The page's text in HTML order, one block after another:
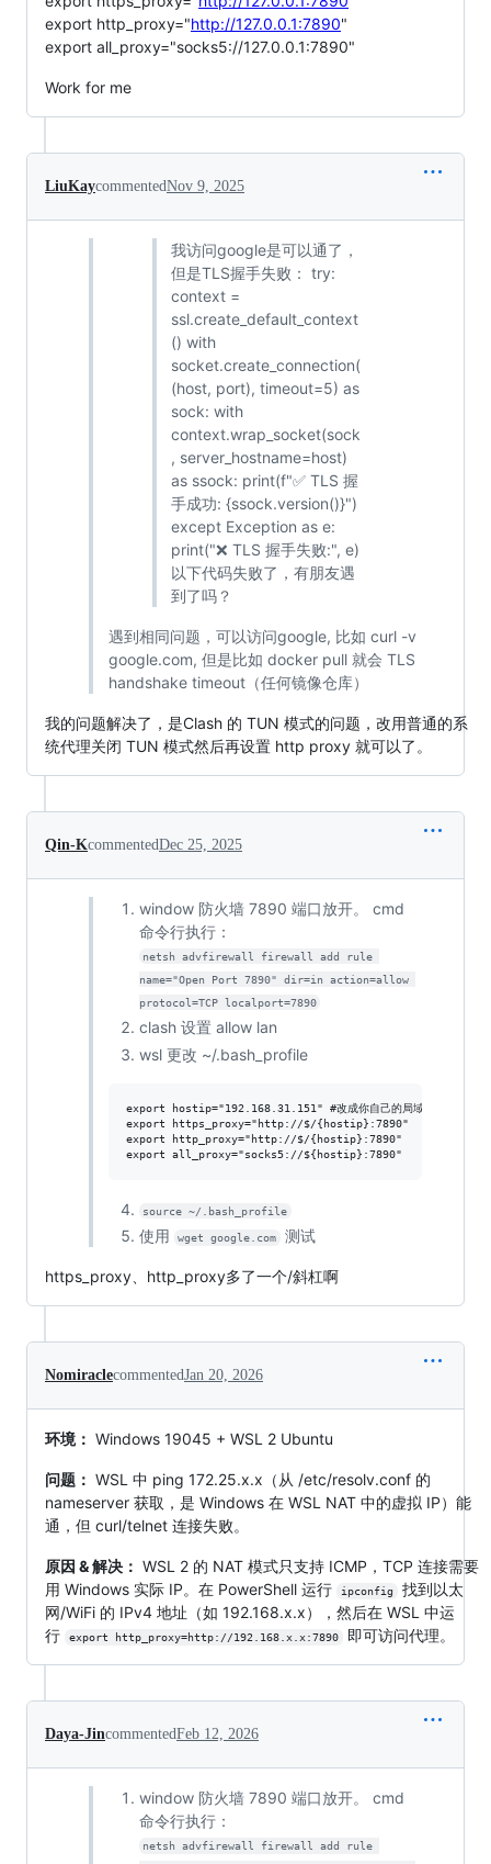
export http_proxy="http://127.0.0.1:7890"
export all_proxy="socks5://127.0.0.1:7890"
Work for me
LiuKaycommentedNov 9, 2025
我访问google是可以通了，
但是TLS握手失败： try:
context =
ssl.create_default_context
() with
socket.create_connection(
(host, port), timeout=5) as
sock: with
context.wrap_socket(sock
, server_hostname=host)
as ssock: print(f"✅ TLS 握
手成功: {ssock.version()}")
except Exception as e:
print("❌ TLS 握手失败:", e)
以下代码失败了，有朋友遇
到了吗？
遇到相同问题，可以访问google, 比如 curl -v
google.com, 但是比如 docker pull 就会 TLS
handshake timeout（任何镜像仓库）
我的问题解决了，是Clash 的 TUN 模式的问题，改用普通的系
统代理关闭 TUN 模式然后再设置 http proxy 就可以了。
Qin-KcommentedDec 25, 2025
window 防火墙 7890 端口放开。 cmd
命令行执行：
netsh advfirewall firewall add rule
name="Open Port 7890" dir=in action=allow
protocol=TCP localport=7890
clash 设置 allow lan
wsl 更改 ~/.bash_profile
export hostip="192.168.31.151" #改成你自己的局域网IP地址
export https_proxy="http://$/{hostip}:7890"
export http_proxy="http://$/{hostip}:7890"
source ~/.bash_profile
使用 wget google.com 测试
https_proxy、http_proxy多了一个/斜杠啊
NomiraclecommentedJan 20, 2026
环境： Windows 19045 + WSL 2 Ubuntu
问题： WSL 中 ping 172.25.x.x（从 /etc/resolv.conf 的
nameserver 获取，是 Windows 在 WSL NAT 中的虚拟 IP）能
通，但 curl/telnet 连接失败。
原因 & 解决： WSL 2 的 NAT 模式只支持 ICMP，TCP 连接需要
用 Windows 实际 IP。在 PowerShell 运行
ipconfig
找到以太
网/WiFi 的 IPv4 地址（如 192.168.x.x），然后在 WSL 中运
行
export http_proxy=http://192.168.x.x:7890 即可访问代理。
Daya-JincommentedFeb 12, 2026
window 防火墙 7890 端口放开。 cmd
命令行执行：
netsh advfirewall firewall add rule